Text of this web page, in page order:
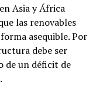
Asia y África
las renovables
asequible. Por
debe ser
de un déficit de